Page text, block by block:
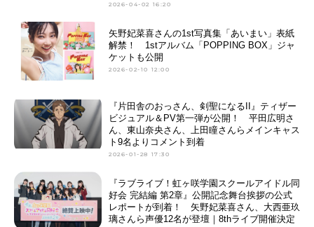
2026-04-02 16:20
矢野妃菜喜さんの1st写真集「あいまい」表紙
解禁！ 1stアルバム「POPPING BOX」ジャ
ケットも公開
2026-02-10 12:00
『片田舎のおっさん、剣聖になるII』ティザー
ビジュアル＆PV第一弾が公開！ 平田広明さ
ん、東山奈央さん、上田瞳さんらメインキャス
ト9名よりコメント到着
2026-01-28 17:30
『ラブライブ！虹ヶ咲学園スクールアイドル同
好会 完結編 第2章』公開記念舞台挨拶の公式
レポートが到着！ 矢野妃菜喜さん、大西亜玖
璃さんら声優12名が登壇｜8thライブ開催決定